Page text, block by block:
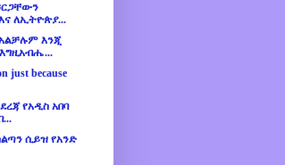
ለኢትዮጵያ...
እንጂ
just because
የአዲስ አበባ
ሲይዝ የአንድ